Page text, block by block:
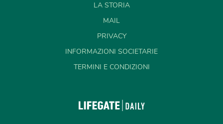
LA STORIA
MAIL
PRIVACY
INFORMAZIONI SOCIETARIE
TERMINI E CONDIZIONI